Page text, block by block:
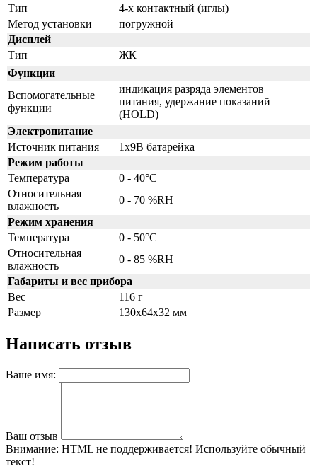
Тип
4-х контактный (иглы)
Метод установки
погружной
Дисплей
Тип
ЖК
Функции
Вспомогательные
функции
индикация разряда элементов
питания, удержание показаний
(HOLD)
Электропитание
Источник питания
1x9В батарейка
Режим работы
Температура
0 - 40°C
Относительная
влажность
0 - 70 %RH
Режим хранения
Температура
0 - 50°C
Относительная
влажность
0 - 85 %RH
Габариты и вес прибора
Вес
116 г
Размер
130х64х32 мм
Написать отзыв
Ваше имя:
Ваш отзыв
Внимание: HTML не поддерживается! Используйте обычный
текст!